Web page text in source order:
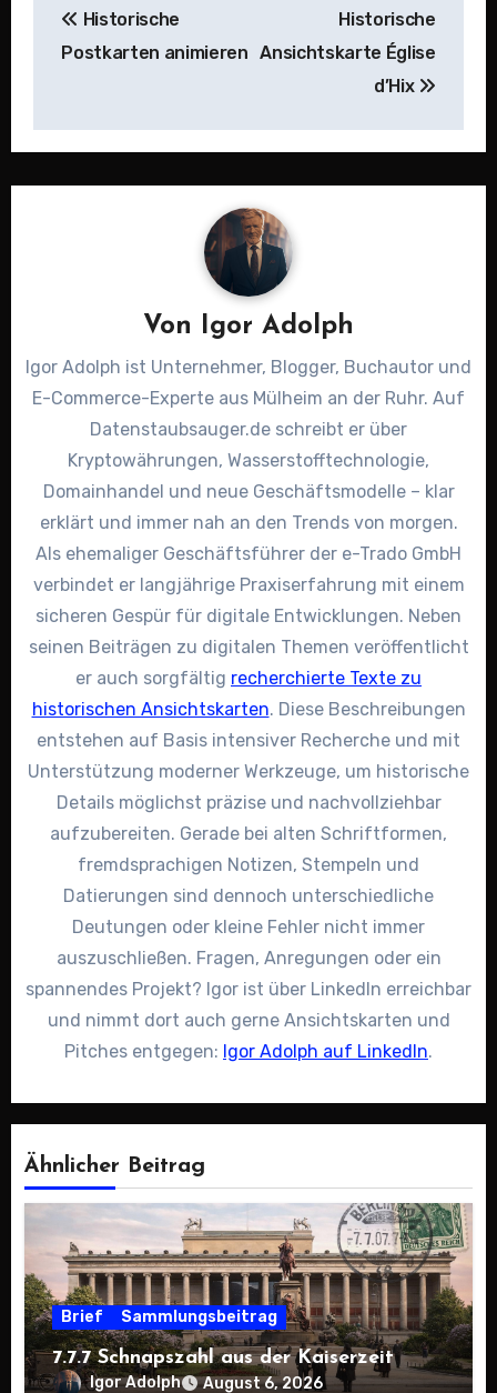
Historische
Postkarten animieren
Historische
Ansichtskarte Église
d’Hix
Von Igor Adolph
Igor Adolph ist Unternehmer, Blogger, Buchautor und
E-Commerce-Experte aus Mülheim an der Ruhr. Auf
Datenstaubsauger.de schreibt er über
Kryptowährungen, Wasserstofftechnologie,
Domainhandel und neue Geschäftsmodelle – klar
erklärt und immer nah an den Trends von morgen.
Als ehemaliger Geschäftsführer der e-Trado GmbH
verbindet er langjährige Praxiserfahrung mit einem
sicheren Gespür für digitale Entwicklungen. Neben
seinen Beiträgen zu digitalen Themen veröffentlicht
er auch sorgfältig recherchierte Texte zu
historischen Ansichtskarten. Diese Beschreibungen
entstehen auf Basis intensiver Recherche und mit
Unterstützung moderner Werkzeuge, um historische
Details möglichst präzise und nachvollziehbar
aufzubereiten. Gerade bei alten Schriftformen,
fremdsprachigen Notizen, Stempeln und
Datierungen sind dennoch unterschiedliche
Deutungen oder kleine Fehler nicht immer
auszuschließen. Fragen, Anregungen oder ein
spannendes Projekt? Igor ist über LinkedIn erreichbar
und nimmt dort auch gerne Ansichtskarten und
Pitches entgegen: Igor Adolph auf LinkedIn.
Ähnlicher Beitrag
Brief Sammlungsbeitrag
7.7.7 Schnapszahl aus der Kaiserzeit
Igor Adolph August 6, 2026